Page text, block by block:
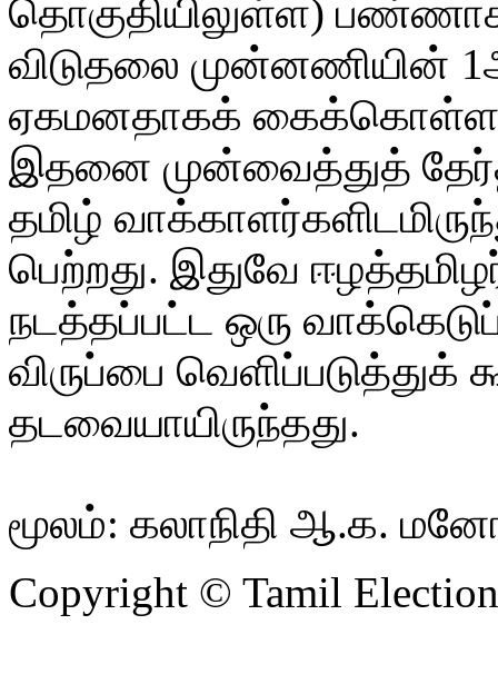
தொகுதியிலுள்ள)
விடுதலை முன்னணியின்
ஏகமனதாகக்
இதனை முன்வைத்துத்
தமிழ்
பெற்றது. இதுவே
நடத்தப்பட்ட ஒரு
விருப்பை வெளிப்படுத்துக்
தடவையாயிருந்தது.
மூலம்: கலாநிதி ஆ.க.
Copyright © Tamil